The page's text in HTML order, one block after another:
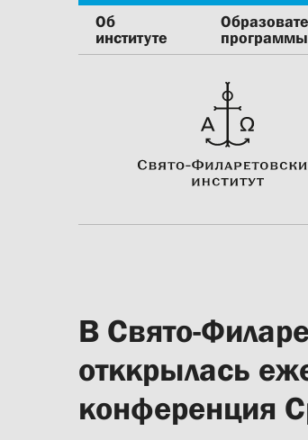
Об
институте
программы
В Свято-
отккрылась
конференция